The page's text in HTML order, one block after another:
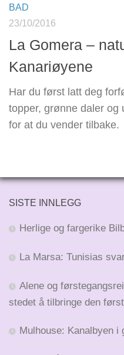
BAD
23/10/2016
La Gomera –
Kanariøyene
Har du først latt deg
topper, grønne daler og
for at du vender tilbake.
SISTE INNLEGG
Herlige og fargerike
La Marsa: Tunisias
Alene og
stedet å tilbringe den
Mulhouse: Kanalbyen i